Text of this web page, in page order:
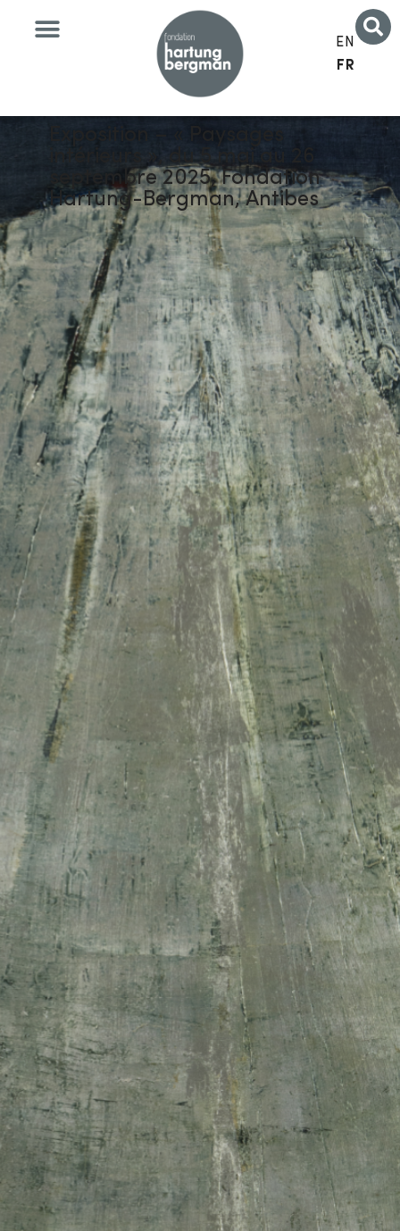
EN
FR
intérieurs », du 5 mai au 26
septembre 2025, Fondation
Hartung-Bergman, Antibes